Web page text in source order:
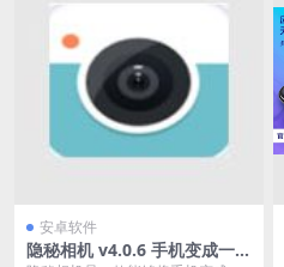
安卓软件
隐秘相机 v4.0.6 手机变成一台